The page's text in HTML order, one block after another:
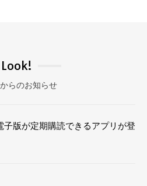
Look!
らのお知らせ
子版が定期購読できるアプリが登